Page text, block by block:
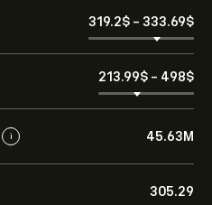
319.2‎$‎ - 333.69‎$‎
213.99‎$‎ - 498‎$‎
i 45.63M
305.29